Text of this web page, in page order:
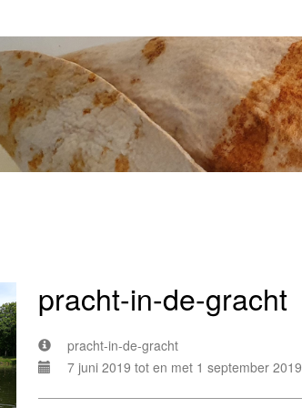
pracht-in-de-gracht
pracht-in-de-gracht
7 juni 2019 tot en met 1 september 2019